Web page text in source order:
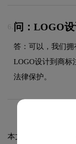
6. 问：LOGO
答：可以，我们
LOGO设计到商标
法律保护。
本文标题和链接 四